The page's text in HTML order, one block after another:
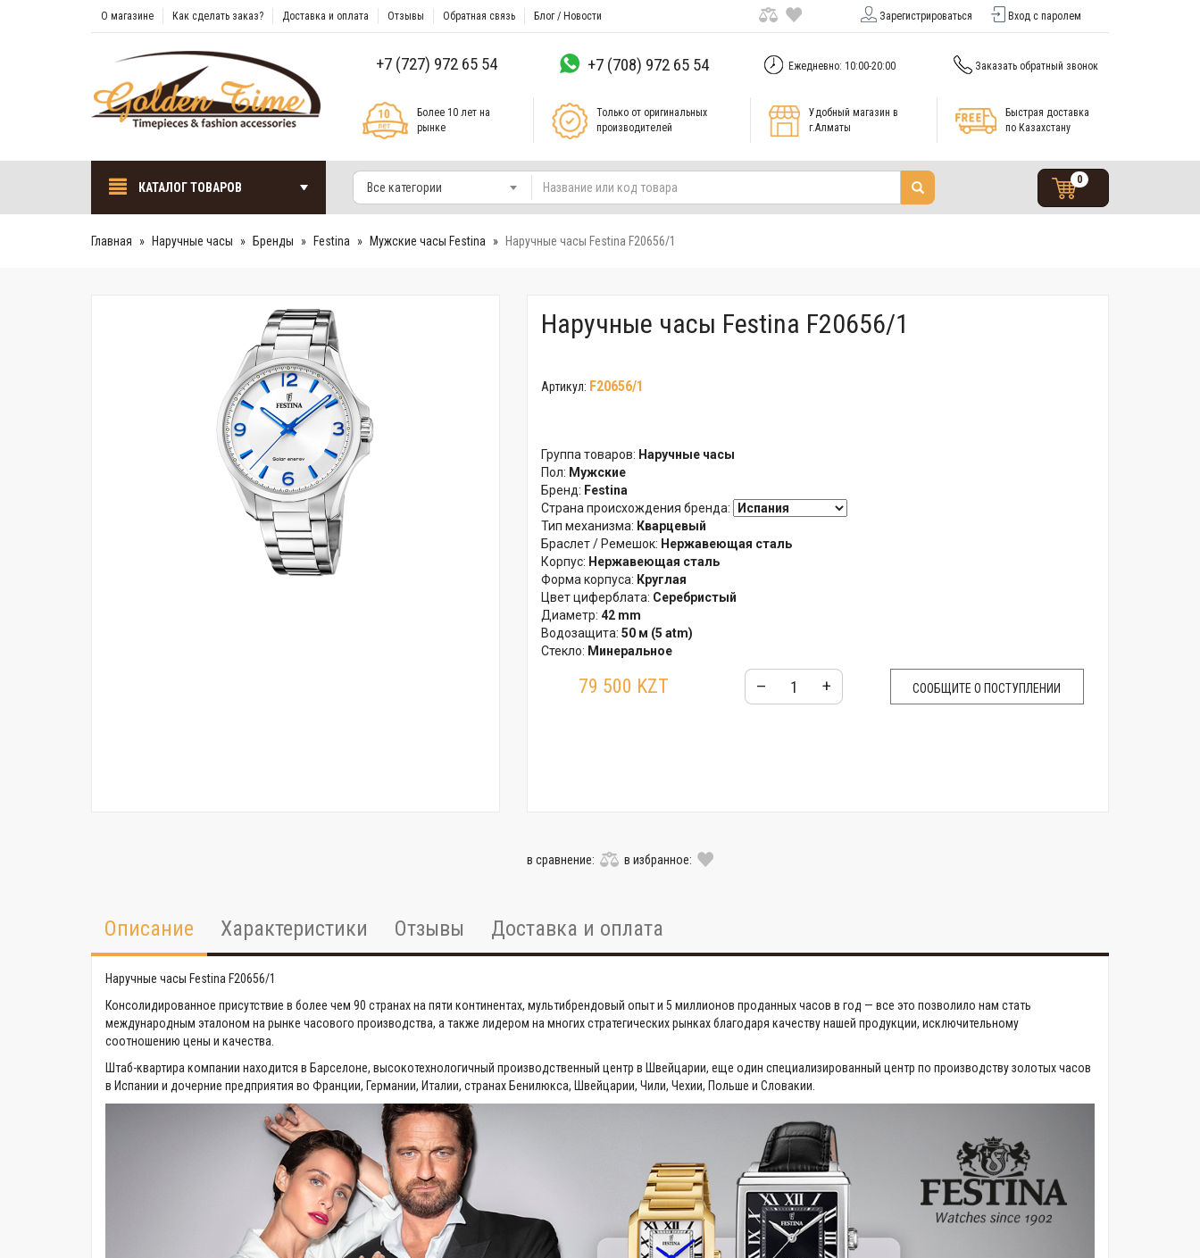
О магазине Как сделать заказ? Доставка и оплата Отзывы Обратная связь Блог / Новости Зарегистрироваться Вход с паролем
+7 (727) 972 65 54 +7 (708) 972 65 54 Ежедневно: 10:00-20:00 Заказать обратный звонок
Более 10 лет на
рынке
Только от оригинальных
производителей
Удобный магазин в
г.Алматы
Быстрая доставка
по Казахстану
КАТАЛОГ ТОВАРОВ Все категории
0
Главная Наручные часы Бренды Festina Мужские часы Festina Наручные часы Festina F20656/1
Наручные часы Festina F20656/1
Артикул: F20656/1
Группа товаров: Наручные часы
Пол: Мужские
Бренд: Festina
Страна происхождения бренда:
Тип механизма: Кварцевый
Браслет / Ремешок: Нержавеющая сталь
Корпус: Нержавеющая сталь
Форма корпуса: Круглая
Цвет циферблата: Серебристый
Диаметр: 42 mm
Водозащита: 50 м (5 atm)
Стекло: Минеральное
79 500 KZT – + СООБЩИТЕ О ПОСТУПЛЕНИИ
в сравнение: в избранное:
Описание Характеристики Отзывы Доставка и оплата
Наручные часы Festina F20656/1
Консолидированное присутствие в более чем 90 странах на пяти континентах, мультибрендовый опыт и 5 миллионов проданных часов в год — все это позволило нам стать
международным эталоном на рынке часового производства, а также лидером на многих стратегических рынках благодаря качеству нашей продукции, исключительному
соотношению цены и качества.
Штаб-квартира компании находится в Барселоне, высокотехнологичный производственный центр в Швейцарии, еще один специализированный центр по производству золотых часов
в Испании и дочерние предприятия во Франции, Германии, Италии, странах Бенилюкса, Швейцарии, Чили, Чехии, Польше и Словакии.